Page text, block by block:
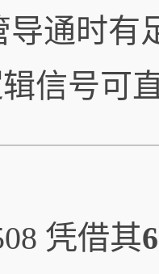
导通时有
信号可
凭借其